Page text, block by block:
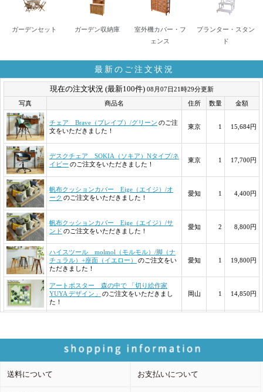
ガーデンセット ガーデン収納庫
室外機カバー・フ
ェンス
プランター・スタン
ド
最新のご注文状況
送料について お支払いについて